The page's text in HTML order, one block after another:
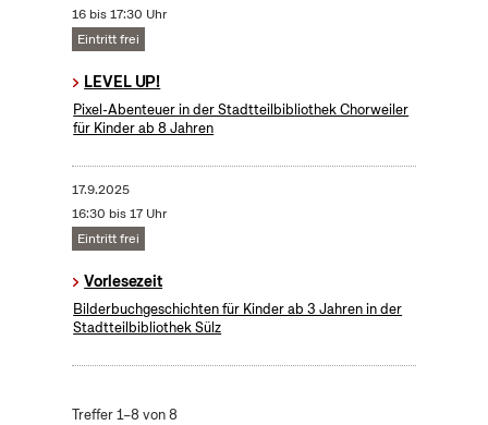
16 bis 17:30 Uhr
Eintritt frei
LEVEL UP!
Pixel-Abenteuer in der Stadtteilbibliothek Chorweiler
für Kinder ab 8 Jahren
17.9.2025
16:30 bis 17 Uhr
Eintritt frei
Vorlesezeit
Bilderbuchgeschichten für Kinder ab 3 Jahren in der
Stadtteilbibliothek Sülz
Treffer 1–8 von 8